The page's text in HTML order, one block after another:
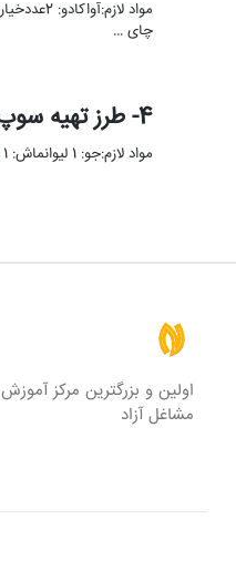
چای …
4- طرز تهیه سوپ جو وماش
مواد لازم:جو: 1 لیوانماش: 1 لیوان هویج: 3 عددبرنج: 1/2 لیوانشیر: 2 لیوانعصاره مرغ: 2 بسته جعفری: 3 قاشق غذاخوریآبلیمو: …
اولین و بزرگترین مرکز آموزش
مشاغل آزاد